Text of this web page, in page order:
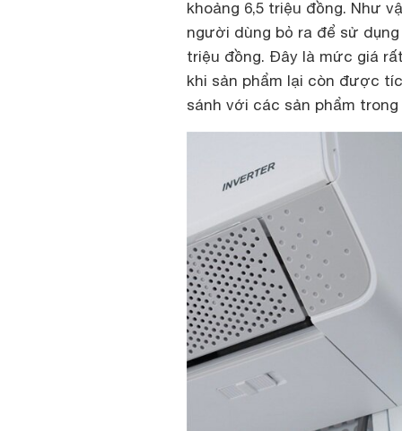
khoảng 6,5 triệu đồng. Như
người dùng bỏ ra để sử dụng
triệu đồng. Đây là mức giá
khi sản phẩm lại còn được
sánh với các sản phẩm